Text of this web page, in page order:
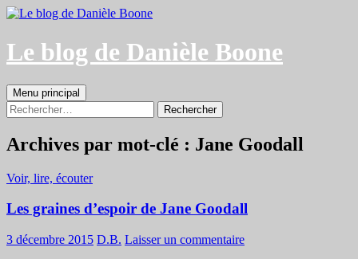
Aller
contenu
Le blog de Danièle Boone
Recherche
Menu principal
Rechercher :
Archives par mot-clé : Jane Goodall
Voir, lire, écouter
Les graines d’espoir de Jane Goodall
3 décembre 2015 D.B. Laisser un commentaire